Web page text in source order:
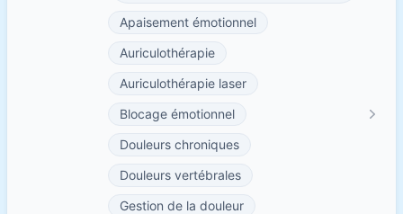
Apaisement émotionnel
Auriculothérapie
Auriculothérapie laser
Blocage émotionnel
Douleurs chroniques
Douleurs vertébrales
Gestion de la douleur